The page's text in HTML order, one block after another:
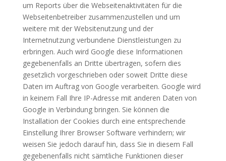
um Reports über die Webseitenaktivitäten für die
Webseitenbetreiber zusammenzustellen und um
weitere mit der Websitenutzung und der
Internetnutzung verbundene Dienstleistungen zu
erbringen. Auch wird Google diese Informationen
gegebenenfalls an Dritte übertragen, sofern dies
gesetzlich vorgeschrieben oder soweit Dritte diese
Daten im Auftrag von Google verarbeiten. Google wird
in keinem Fall Ihre IP-Adresse mit anderen Daten von
Google in Verbindung bringen. Sie können die
Installation der Cookies durch eine entsprechende
Einstellung Ihrer Browser Software verhindern; wir
weisen Sie jedoch darauf hin, dass Sie in diesem Fall
gegebenenfalls nicht sämtliche Funktionen dieser